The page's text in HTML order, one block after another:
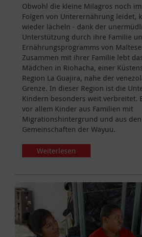
Obwohl die kleine Milagros noch
Folgen von Unterernährung leidet,
wieder lächeln - dank der
Unterstützung durch ihre Familie
Ernährungsprogramms von
Zusammen mit ihrer Familie lebt
Mädchen in Riohacha, einer
Region La Guajira, nahe der
Grenze. In dieser Region ist die
Kindern besonders weit verbreitet.
vor allem Kinder aus Familien mit
Migrationshintergrund und aus
Gemeinschaften der Wayuu.
Weiterlesen